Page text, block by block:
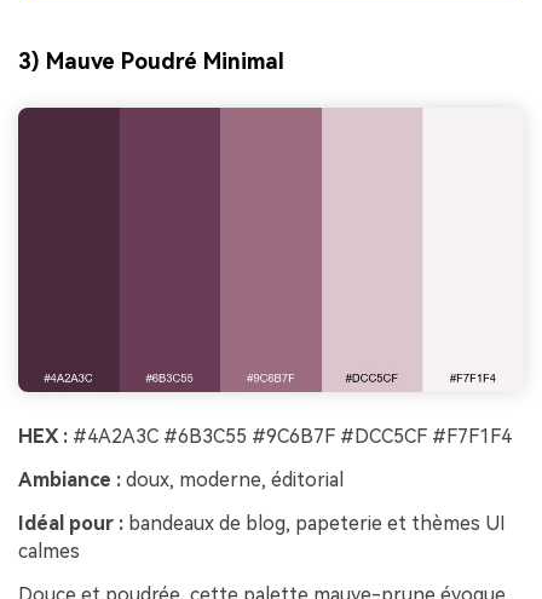
3) Mauve Poudré Minimal
HEX : #4A2A3C #6B3C55 #9C6B7F #DCC5CF #F7F1F4
Ambiance : doux, moderne, éditorial
Idéal pour : bandeaux de blog, papeterie et thèmes UI
calmes